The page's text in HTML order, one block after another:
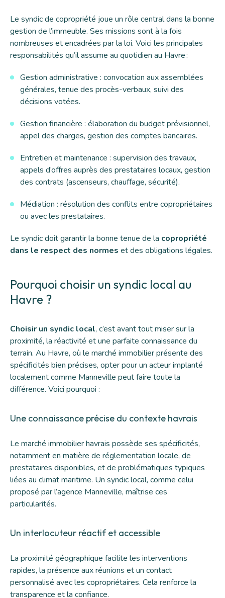
Le syndic de copropriété joue un rôle central dans la bonne
gestion de l’immeuble. Ses missions sont à la fois
nombreuses et encadrées par la loi. Voici les principales
responsabilités qu’il assume au quotidien au Havre :
Gestion administrative : convocation aux assemblées
générales, tenue des procès-verbaux, suivi des
décisions votées.
Gestion financière : élaboration du budget prévisionnel,
appel des charges, gestion des comptes bancaires.
Entretien et maintenance : supervision des travaux,
appels d’offres auprès des prestataires locaux, gestion
des contrats (ascenseurs, chauffage, sécurité).
Médiation : résolution des conflits entre copropriétaires
ou avec les prestataires.
Le syndic doit garantir la bonne tenue de la copropriété
dans le respect des normes et des obligations légales.
Pourquoi choisir un syndic local au
Havre ?
Choisir un syndic local, c’est avant tout miser sur la
proximité, la réactivité et une parfaite connaissance du
terrain. Au Havre, où le marché immobilier présente des
spécificités bien précises, opter pour un acteur implanté
localement comme Manneville peut faire toute la
différence. Voici pourquoi :
Une connaissance précise du contexte havrais
Le marché immobilier havrais possède ses spécificités,
notamment en matière de réglementation locale, de
prestataires disponibles, et de problématiques typiques
liées au climat maritime. Un syndic local, comme celui
proposé parl’agence Manneville, maîtrise ces
particularités.
Un interlocuteur réactif et accessible
La proximité géographique facilite les interventions
rapides, la présence aux réunions et un contact
personnalisé avec les copropriétaires. Cela renforce la
transparence et la confiance.